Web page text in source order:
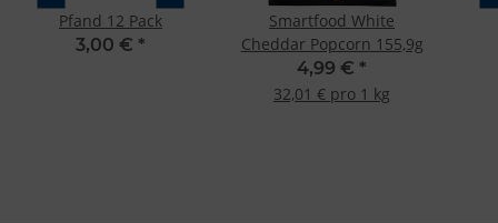
Pfand 12 Pack
3,00 € *
Smartfood White
Cheddar Popcorn 155,9g
4,99 € *
32,01 € pro 1 kg